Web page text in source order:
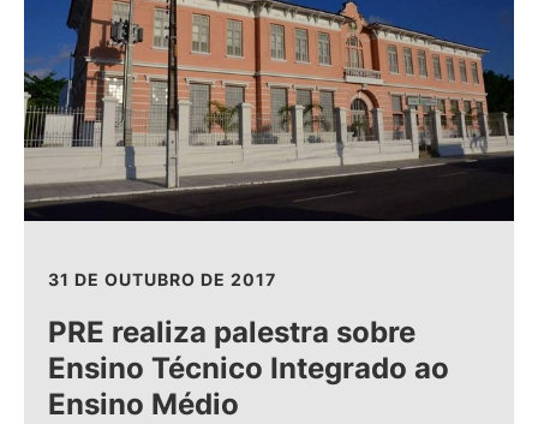
31 DE OUTUBRO DE 2017
PRE realiza palestra sobre
Ensino Técnico Integrado ao
Ensino Médio